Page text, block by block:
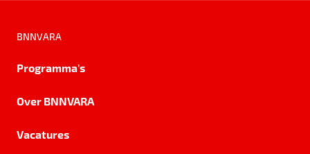
BNNVARA
Programma's
Over BNNVARA
Vacatures